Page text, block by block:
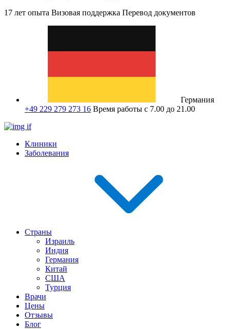
17 лет опыта Визовая поддержка Перевод документов
Германия
+49 229 279 273 16 Время работы с 7.00 до 21.00
Клиники
Заболевания
Страны
Израиль
Индия
Германия
Китай
США
Турция
Врачи
Цены
Отзывы
Блог